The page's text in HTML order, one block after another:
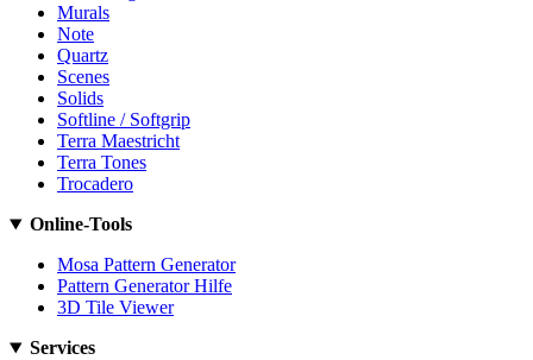
Murals
Note
Quartz
Scenes
Solids
Softline / Softgrip
Terra Maestricht
Terra Tones
Trocadero
Online-Tools
Mosa Pattern Generator
Pattern Generator Hilfe
3D Tile Viewer
Services